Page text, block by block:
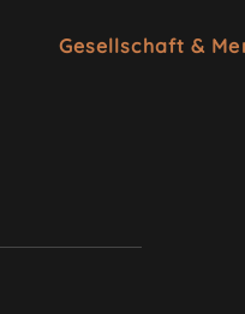
Gesellschaft &